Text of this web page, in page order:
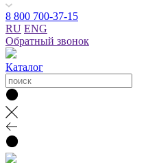
8 800 700-37-15
RU ENG
Обратный звонок
Каталог